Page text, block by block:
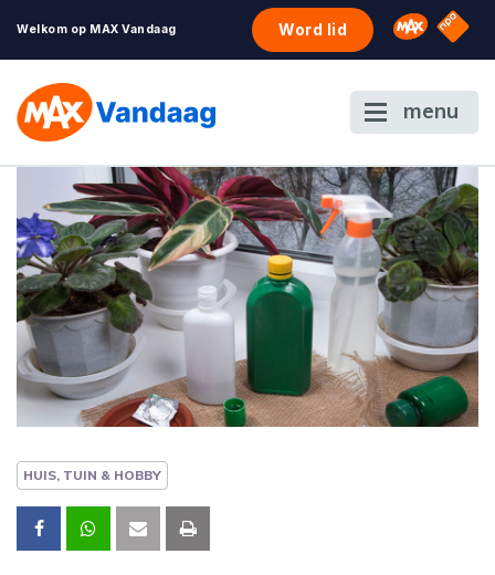
Welkom op MAX Vandaag Word lid Omroep
NPO
menu
HUIS, TUIN & HOBBY